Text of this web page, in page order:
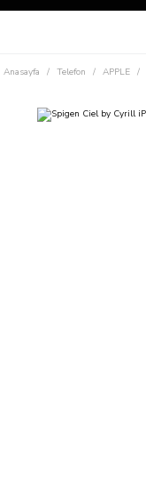
Anasayfa Telefon APPLE